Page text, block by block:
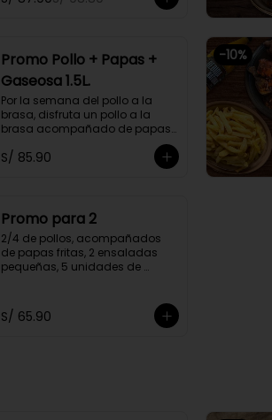
o delivery
Promo Pollo + Papas +
Gaseosa 1.5L.
Por la semana del pollo a la
brasa, disfruta un pollo a la
brasa acompañado de papas
fritas y una gaseosa de 1.5L a
elegir.
S/ 85.90
-10%
Promo para 2
2/4 de pollos, acompañados
de papas fritas, 2 ensaladas
pequeñas, 5 unidades de
Promoción exclusiva para llevar
S/ 65.90